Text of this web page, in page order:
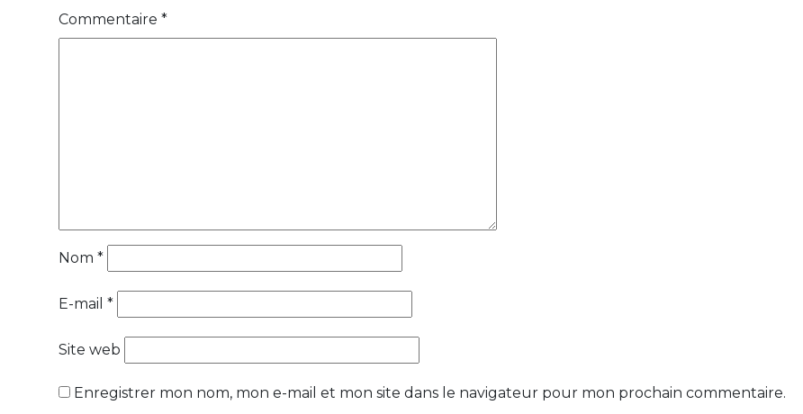
Commentaire *
Nom *
E-mail *
Site web
Enregistrer mon nom, mon e-mail et mon site dans le navigateur pour mon prochain commentaire.